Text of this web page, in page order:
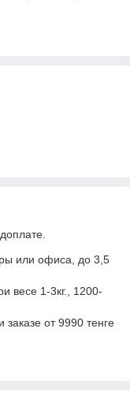
или офиса, до 3,5
весе 1-3кг., 1200-
от 9990 тенге